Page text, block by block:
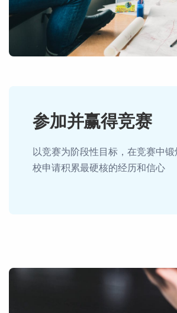
参加并赢得竞赛
以竞赛为阶段性目标，在竞赛中
校申请积累最硬核的经历和信心